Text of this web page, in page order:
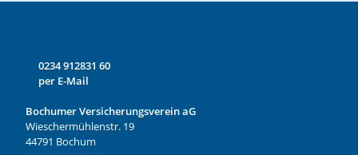
0234 912831 60
per E-Mail
Bochumer Versicherungsverein aG
Wieschermühlenstr. 19
44791 Bochum